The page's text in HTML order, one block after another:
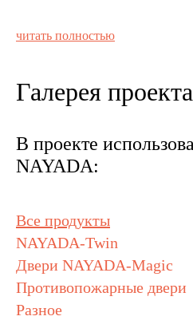
перегородки с шумоизоляцией
стены. Тонкий и прочный
толщиной 76 мм позволяет
читать полностью
Галерея проекта
В проекте
NAYADA:
Все продукты
NAYADA-Twin
Двери NAYADA-Magic
Противопожарные двери
Разное